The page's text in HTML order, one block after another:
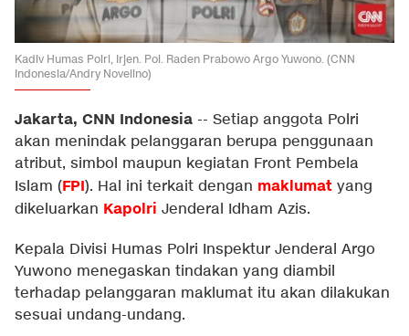
Kadiv Humas Polri, Irjen. Pol. Raden Prabowo Argo Yuwono. (CNN
Indonesia/Andry Novelino)
Jakarta, CNN Indonesia -- Setiap anggota Polri
akan menindak pelanggaran berupa penggunaan
atribut, simbol maupun kegiatan Front Pembela
Islam (FPI). Hal ini terkait dengan maklumat yang
dikeluarkan Kapolri Jenderal Idham Azis.
Kepala Divisi Humas Polri Inspektur Jenderal Argo
Yuwono menegaskan tindakan yang diambil
terhadap pelanggaran maklumat itu akan dilakukan
sesuai undang-undang.